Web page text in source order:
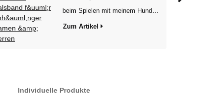
beim Spielen mit meinem Hund
kaputt gegangen. Also kurz
war das Halsband da. Einzig der
Zum Artikel
Individuelle Produkte